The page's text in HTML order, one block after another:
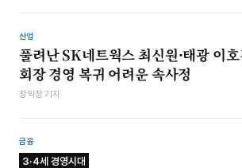
산업
풀려난 SK네트웍스 최신원·태광 이호
회장 경영 복귀 어려운 속사정
장익창 기자
금융
3·4세 경영시대